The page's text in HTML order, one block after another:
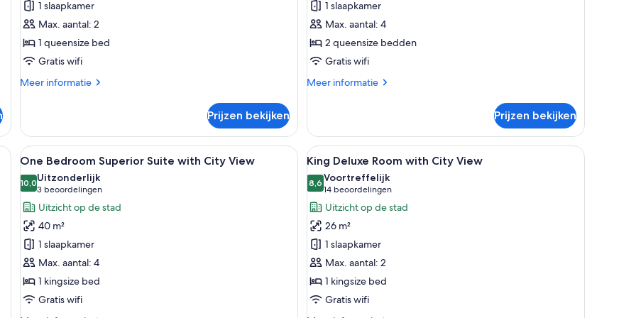
laden
1 slaapkamer
Max. aantal: 2
1 queensize bed
Gratis wifi
Meer informatie
Meer
Room
Prijzen bekijken
Rooms
laden
1 slaapkamer
Max. aantal: 4
2 queensize bedden
Gratis wifi
Meer informatie
Meer
Connecting
Rooms
Prijzen bekijken
gordijnen, geluiddichte muren
Alle
foto's
voor
One
Bedroom
Superior
Suite
with
City
View
Een moderne woonkamer met een groot raam, een bank, een salontafel en een fauteuil.
13
One Bedroom Superior Suite with City View
10,010,0 van 10
Uitzonderlijk
3 beoordelingen
(3
beoordelingen)
Uitzicht op de stad
40 m²
1 slaapkamer
Max. aantal: 4
1 kingsize bed
Gratis wifi
Alle
foto's
voor
King
Deluxe
Room
with
City
View
laden
Een hotelkamer met een bed, nachtkastje,
10
King Deluxe Room with City View
8,68,6 van 10
Voortreffelijk
14 beoordelingen
(14
beoordelingen)
Uitzicht op de stad
26 m²
1 slaapkamer
Max. aantal: 2
1 kingsize bed
Gratis wifi